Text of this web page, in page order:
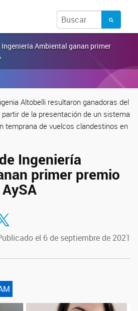
Ambiental ganan primer
Altobelli resultaron ganadoras del
de la presentación de un sistema
temprana de vuelcos clandestinos en
Ingeniería
primer premio
en Facebook
en Twitter
el 6 de septiembre de 2021